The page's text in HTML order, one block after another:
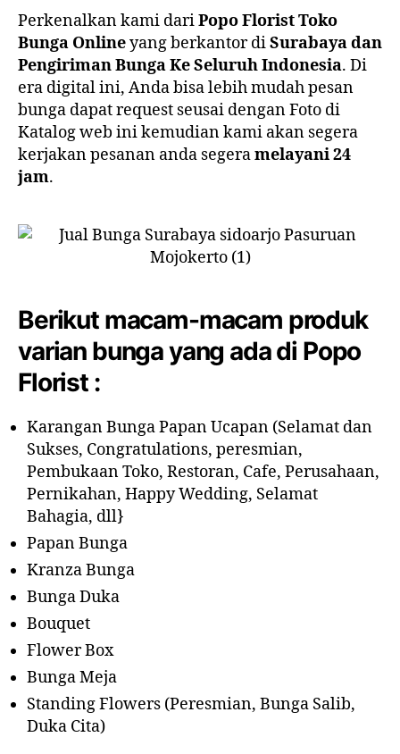
Perkenalkan kami dariPopo Florist Toko
Bunga Onlineyang berkantor diSurabaya dan
Pengiriman Bunga Ke Seluruh Indonesia. Di
era digital ini, Anda bisa lebih mudah pesan
bunga dapat request seusai dengan Foto di
Katalog web ini kemudian kami akan segera
kerjakan pesanan anda segeramelayani 24
jam.
Berikut macam-macam produk
varian bunga yang ada di Popo
Florist :
Karangan Bunga Papan Ucapan (Selamat dan
Sukses, Congratulations, peresmian,
Pembukaan Toko, Restoran, Cafe, Perusahaan,
Pernikahan, Happy Wedding, Selamat
Bahagia, dll}
Papan Bunga
Kranza Bunga
Bunga Duka
Bouquet
Flower Box
Bunga Meja
Standing Flowers (Peresmian, Bunga Salib,
Duka Cita)